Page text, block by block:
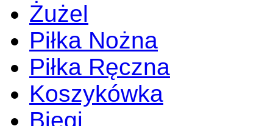
Żużel
Piłka Nożna
Piłka Ręczna
Koszykówka
Biegi